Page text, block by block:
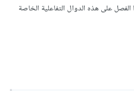
على هذه الدوال التفاعلية الخاصة